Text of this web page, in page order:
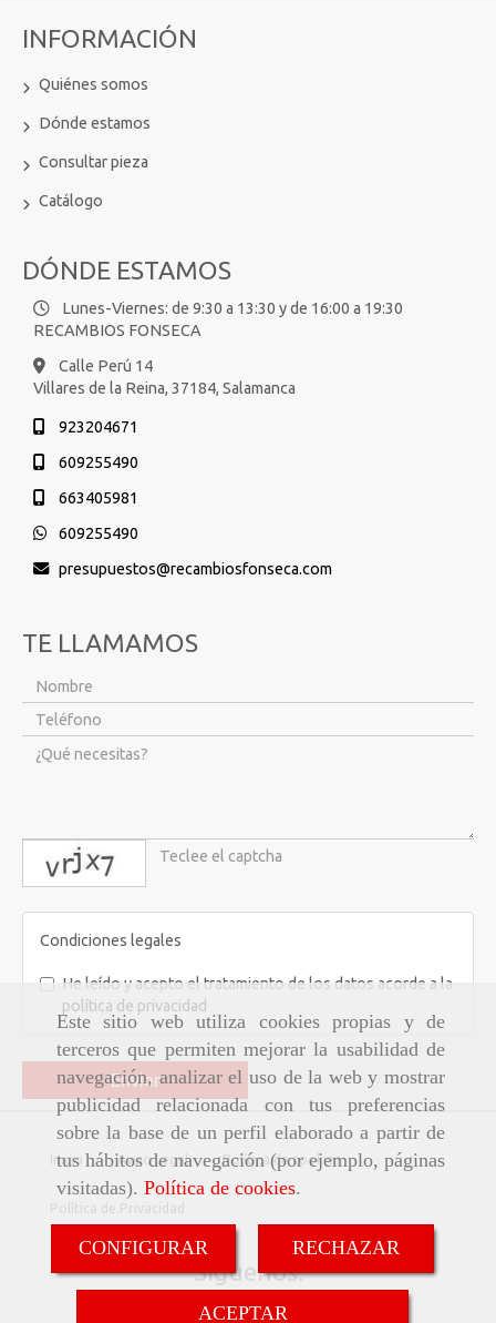
Este sitio web utiliza cookies propias y de
terceros que permiten mejorar la usabilidad de
navegación, analizar el uso de la web y mostrar
publicidad relacionada con tus preferencias
sobre la base de un perfil elaborado a partir de
tus hábitos de navegación (por ejemplo, páginas
visitadas). Política de cookies.
CONFIGURAR RECHAZAR
ACEPTAR
INFORMACIÓN
Quiénes somos
Dónde estamos
Consultar pieza
Catálogo
DÓNDE ESTAMOS
Lunes-Viernes: de 9:30 a 13:30 y de 16:00 a 19:30
RECAMBIOS FONSECA
Calle Perú 14
Villares de la Reina, 37184, Salamanca
923204671
609255490
663405981
609255490
presupuestos
recambiosfonseca.com
TE LLAMAMOS
captcha
Condiciones legales
He leído y acepto el tratamiento de los datos acorde a la
política de privacidad
Enviar
Inicio Aviso Legal Política de cookies
Política de Privacidad
Síguenos: